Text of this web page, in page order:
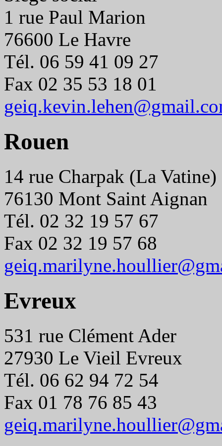
1 rue Paul Marion
76600 Le Havre
Tél. 06 59 41 09 27
Fax 02 35 53 18 01
Rouen
14 rue Charpak (La Vatine)
76130 Mont Saint Aignan
Tél. 02 32 19 57 67
Fax 02 32 19 57 68
Evreux
531 rue Clément Ader
27930 Le Vieil Evreux
Tél. 06 62 94 72 54
Fax 01 78 76 85 43